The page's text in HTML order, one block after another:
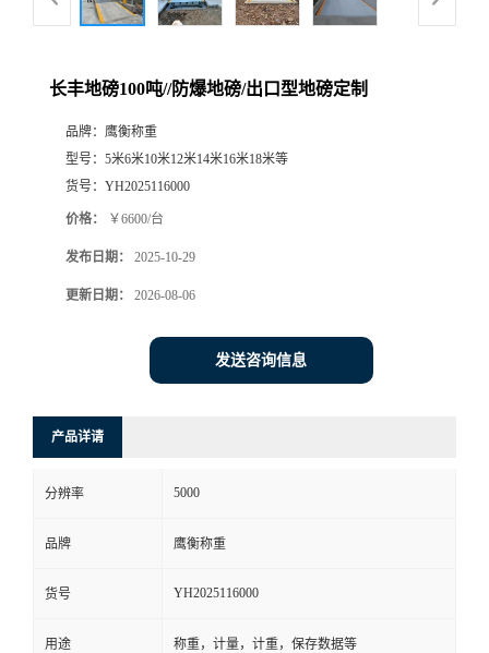
长丰地磅100吨//防爆地磅/出口型地磅定制
品牌： 鹰衡称重
型号： 5米6米10米12米14米16米18米等
货号： YH2025116000
价格： ￥6600/台
发布日期： 2025-10-29
更新日期： 2026-08-06
发送咨询信息
产品详请
分辨率 5000
品牌 鹰衡称重
货号 YH2025116000
用途 称重，计量，计重，保存数据等